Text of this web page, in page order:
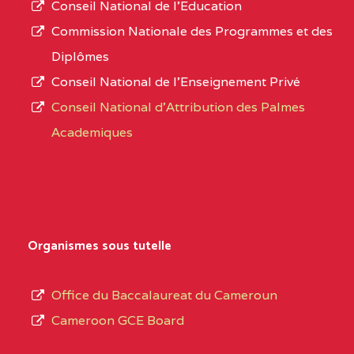
CENTRE
COLLEGE PANAFRICAIN
DE L'EXCELLENCE BP
CENTRE
COLLEGE PRIVE
CENTRE
COLLEGE PRIVE LAIC
SAINT MICHEL
L’offre
d’éducation
de
Conseil National de l’Education
Commission Nationale des Programmes et des
Diplômes
Conseil National de l’Enseignement Privé
Conseil National d'Attribution des Palmes
Academiques
Organismes sous tutelle
Office du Baccalaureat du Cameroun
Cameroon GCE Board